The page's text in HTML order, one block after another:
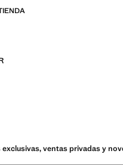
ventas privadas y